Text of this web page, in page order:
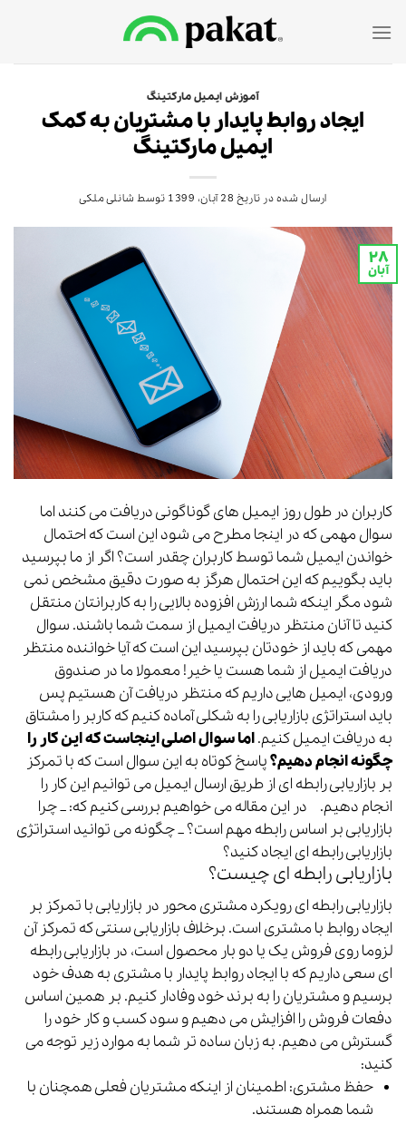
آموزش ایمیل مارکتینگ
ایجاد روابط پایدار با مشتریان به کمک
ایمیل مارکتینگ
ارسال شده در تاریخ 28 آبان، 1399 توسط شانلی ملکی
۲۸
آبان
کاربران در طول روز ایمیل های گوناگونی دریافت می کنند اما
سوال مهمی که در اینجا مطرح می شود این است که احتمال
خواندن ایمیل شما توسط کاربران چقدر است؟ اگر از ما بپرسید
باید بگوییم که این احتمال هرگز به صورت دقیق مشخص نمی
شود مگر اینکه شما ارزش افزوده بالایی را به کاربرانتان منتقل
کنید تا آنان منتظر دریافت ایمیل از سمت شما باشند. سوال
مهمی که باید از خودتان بپرسید این است که آیا خواننده منتظر
دریافت ایمیل از شما هست یا خیر! معمولا ما در صندوق
ورودی، ایمیل هایی داریم که منتظر دریافت آن هستیم پس
باید استراتژی بازاریابی را به شکلی آماده کنیم که کاربر را مشتاق
به دریافت ایمیل کنیم.اما سوال اصلی اینجاست که این کار را
چگونه انجام دهیم؟پاسخ کوتاه به این سوال است که با تمرکز
بر بازاریابی رابطه ای از طریق ارسال ایمیل می توانیم این کار را
انجام دهیم.
در این مقاله می خواهیم بررسی کنیم که:_ چرا
بازاریابی بر اساس رابطه مهم است؟_ چگونه می توانید استراتژی
بازاریابی رابطه ای ایجاد کنید؟
بازاریابی رابطه ای چیست؟
بازاریابی رابطه ای رویکرد مشتری محور در بازاریابی با تمرکز بر
ایجاد روابط با مشتری است. برخلاف بازاریابی سنتی که تمرکز آن
لزوما روی فروش یک یا دو بار محصول است، در بازاریابی رابطه
ای سعی داریم که با ایجاد روابط پایدار با مشتری به هدف خود
برسیم و مشتریان را به برند خود وفادار کنیم. بر همین اساس
دفعات فروش را افزایش می دهیم و سود کسب و کار خود را
گسترش می دهیم. به زبان ساده تر شما به موارد زیر توجه می
کنید:
حفظ مشتری: اطمینان از اینکه مشتریان فعلی همچنان با
شما همراه هستند.